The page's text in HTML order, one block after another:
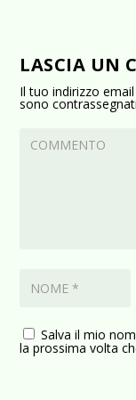
LASCIA UN
Il tuo indirizzo
sono
Salva il mio
la prossima volta